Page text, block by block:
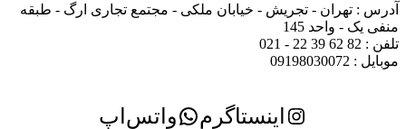
آدرس : تهران - تجریش - خیابان ملکی - مجتمع تجاری ارگ - طبقه
منفی یک - واحد 145
تلفن : 82 62 39 22 - 021
موبایل : 09198030072
اینستاگرم واتس‌اپ